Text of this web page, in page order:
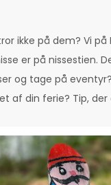
ikke på dem? Vi
er på nissestien.
og tage på
af din ferie? Tip,